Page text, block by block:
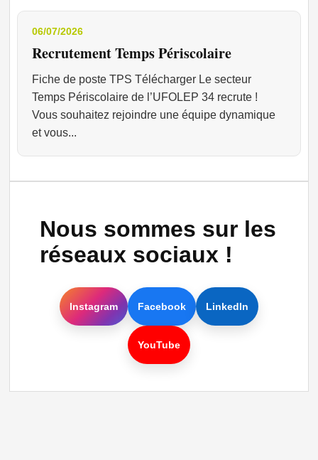
06/07/2026
Recrutement Temps Périscolaire
Fiche de poste TPS Télécharger Le secteur
Temps Périscolaire de l’UFOLEP 34 recrute !
Vous souhaitez rejoindre une équipe dynamique
et vous...
Nous sommes sur les
réseaux sociaux !
Instagram Facebook LinkedIn
YouTube